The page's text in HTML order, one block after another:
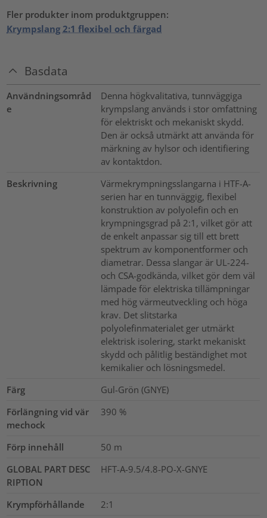
Fler produkter inom produktgruppen:
Krympslang 2:1 flexibel och färgad
Basdata
Användningsområd
e
Denna högkvalitativa, tunnväggiga
krympslang används i stor omfattning
för elektriskt och mekaniskt skydd.
Den är också utmärkt att använda för
märkning av hylsor och identifiering
av kontaktdon.
Beskrivning
Värmekrympningsslangarna i HTF-A-
serien har en tunnväggig, flexibel
konstruktion av polyolefin och en
krympningsgrad på 2:1, vilket gör att
de enkelt anpassar sig till ett brett
spektrum av komponentformer och
diametrar. Dessa slangar är UL-224-
och CSA-godkända, vilket gör dem väl
lämpade för elektriska tillämpningar
med hög värmeutveckling och höga
krav. Det slitstarka
polyolefinmaterialet ger utmärkt
elektrisk isolering, starkt mekaniskt
skydd och pålitlig beständighet mot
kemikalier och lösningsmedel.
Färg
Gul-Grön (GNYE)
Förlängning vid vär
mechock
390 %
Förp innehåll 50 m
GLOBAL PART DESC
RIPTION
HFT-A-9.5/4.8-PO-X-GNYE
Krympförhållande
2:1